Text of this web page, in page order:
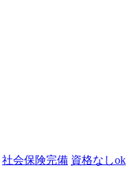
社会保険完備 資格なしok